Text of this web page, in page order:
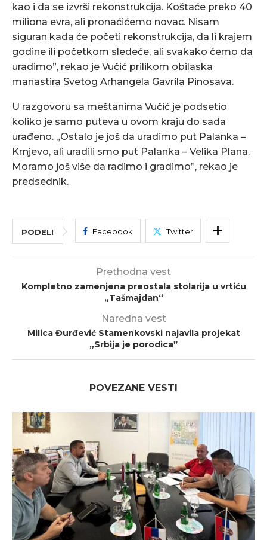
kao i da se izvrši rekonstrukcija. Koštaće preko 40
miliona evra, ali pronaćićemo novac. Nisam
siguran kada će početi rekonstrukcija, da li krajem
godine ili početkom sledeće, ali svakako ćemo da
uradimo”, rekao je Vučić prilikom obilaska
manastira Svetog Arhangela Gavrila Pinosava.
U razgovoru sa meštanima Vučić je podsetio
koliko je samo puteva u ovom kraju do sada
urađeno. „Ostalo je još da uradimo put Palanka –
Krnjevo, ali uradili smo put Palanka – Velika Plana.
Moramo još više da radimo i gradimo”, rekao je
predsednik.
PODELI Facebook Twitter
Prethodna vest
Kompletno zamenjena preostala stolarija u vrtiću
„Tašmajdan“
Naredna vest
Milica Đurđević Stamenkovski najavila projekat
„Srbija je porodicaˮ
POVEZANE VESTI